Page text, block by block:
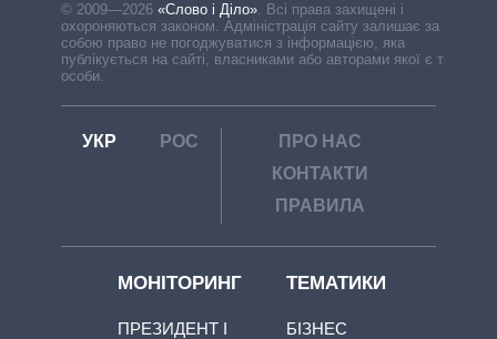
© 2009—2026 «Слово і Діло». Всі права захищені і
охороняються законом. Адміністрація сайту залишає за
собою право не погоджуватися з інформацією, яка
публікується на сайті, власниками або авторами якої є треті
особи.
УКР РОС
ПРО НАС
КОНТАКТИ
ПРАВИЛА
МОНІТОРИНГ
ПРЕЗИДЕНТ І
ТЕМАТИКИ
БІЗНЕС